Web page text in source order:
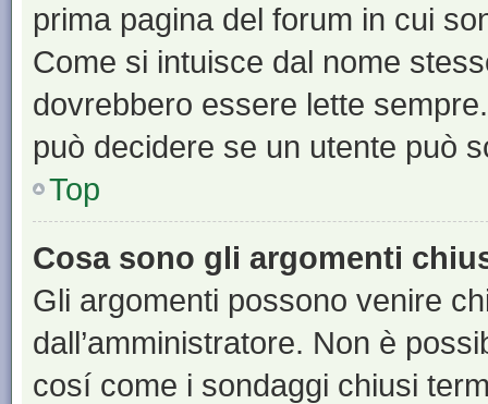
prima pagina del forum in cui
Come si intuisce dal nome
dovrebbero essere lette
può decidere se un utente può
Top
Cosa sono gli argomenti
Gli argomenti possono venire
dall’amministratore. Non è
cosí come i sondaggi chiusi